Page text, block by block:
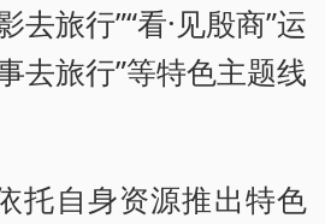
去旅行”“看·见殷商”运
去旅行”等特色主题线
自身资源推出特色